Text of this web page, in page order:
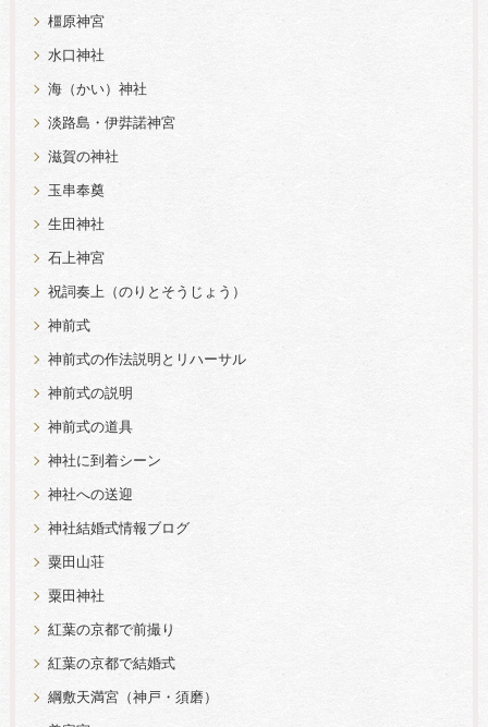
橿原神宮
水口神社
海（かい）神社
淡路島・伊弉諾神宮
滋賀の神社
玉串奉奠
生田神社
石上神宮
祝詞奏上（のりとそうじょう）
神前式
神前式の作法説明とリハーサル
神前式の説明
神前式の道具
神社に到着シーン
神社への送迎
神社結婚式情報ブログ
粟田山荘
粟田神社
紅葉の京都で前撮り
紅葉の京都で結婚式
綱敷天満宮（神戸・須磨）